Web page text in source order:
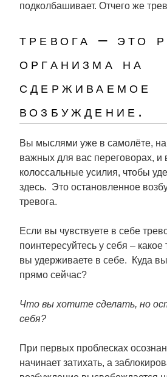
подколбашивает. Отчего же
тревога – это
организма на
сдерживаемое
возбуждение.
Вы мыслями уже в самолёте, на
важных для вас переговорах, и
колоссальные усилия, чтобы
здесь. Это остановленное
тревога.
Если вы чувствуете в себе
поинтересуйтесь у себя – какое
вы удерживаете в себе. Куда
прямо сейчас?
Что вы хотите сделать, но
себя?
При первых проблесках
начинает затихать, а